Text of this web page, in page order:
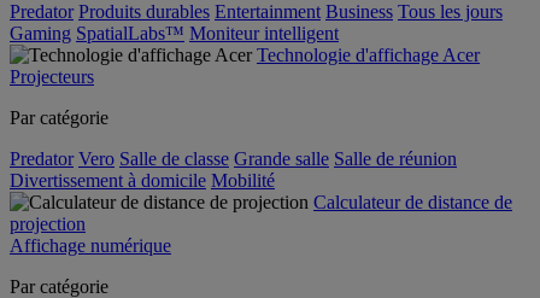
Predator Produits durables Entertainment Business Tous les jours
Gaming SpatialLabs™ Moniteur intelligent
Technologie d'affichage Acer
Projecteurs
Par catégorie
Predator Vero Salle de classe Grande salle Salle de réunion
Divertissement à domicile Mobilité
Calculateur de distance de
projection
Affichage numérique
Par catégorie